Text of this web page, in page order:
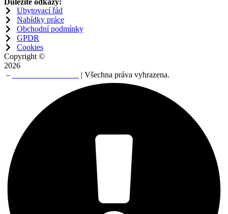
Důležité odkazy:
Ubytovací řád
Nabídky práce
Obchodní podmínky
GPDR
Cookies
Copyright ©
2026
–
| Všechna práva vyhrazena.